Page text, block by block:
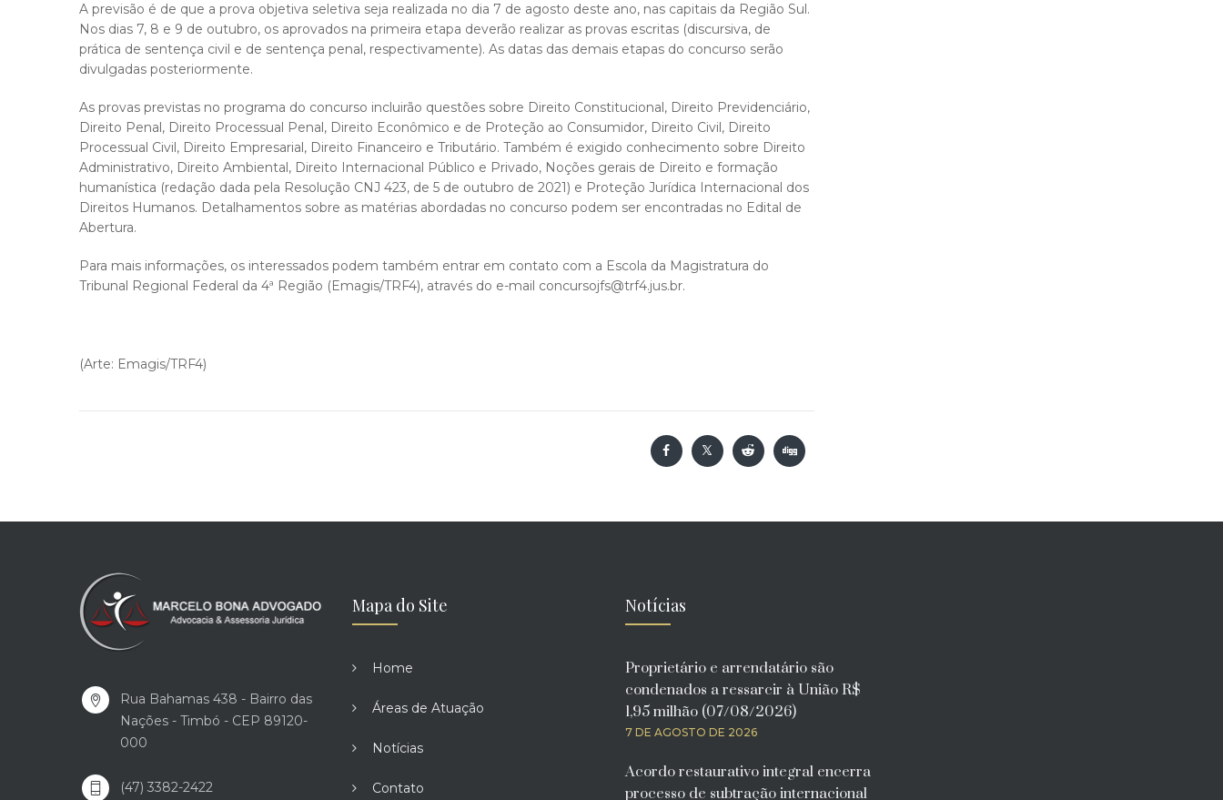
A previsão é de que a prova objetiva seletiva seja realizada no dia 7 de agosto deste ano, nas capitais da Região Sul.
Nos dias 7, 8 e 9 de outubro, os aprovados na primeira etapa deverão realizar as provas escritas (discursiva, de
prática de sentença civil e de sentença penal, respectivamente). As datas das demais etapas do concurso serão
divulgadas posteriormente.
As provas previstas no programa do concurso incluirão questões sobre Direito Constitucional, Direito Previdenciário,
Direito Penal, Direito Processual Penal, Direito Econômico e de Proteção ao Consumidor, Direito Civil, Direito
Processual Civil, Direito Empresarial, Direito Financeiro e Tributário. Também é exigido conhecimento sobre Direito
Administrativo, Direito Ambiental, Direito Internacional Público e Privado, Noções gerais de Direito e formação
humanística (redação dada pela Resolução CNJ 423, de 5 de outubro de 2021) e Proteção Jurídica Internacional dos
Direitos Humanos. Detalhamentos sobre as matérias abordadas no concurso podem ser encontradas no Edital de
Abertura.
Para mais informações, os interessados podem também entrar em contato com a Escola da Magistratura do
Tribunal Regional Federal da 4ª Região (Emagis/TRF4), através do e-mail concursojfs@trf4.jus.br.
(Arte: Emagis/TRF4)
Rua Bahamas 438 - Bairro das
Nações - Timbó - CEP 89120-
000
(47) 3382-2422
Mapa do Site
Home
Áreas de Atuação
Notícias
Contato
Notícias
Proprietário e arrendatário são
condenados a ressarcir à União R$
1,95 milhão (07/08/2026)
7 DE AGOSTO DE 2026
Acordo restaurativo integral encerra
processo de subtração internacional